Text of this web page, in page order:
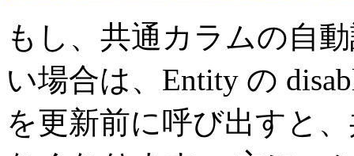
もし、共通カラムの自
い場合は、Entity の
を更新前に呼び出すと